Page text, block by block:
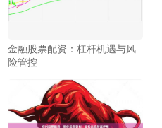
金融股票配资：杠杆机遇与风
险管控